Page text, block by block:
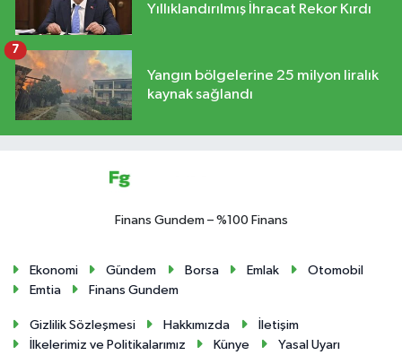
Yıllıklandırılmış İhracat Rekor Kırdı
Yangın bölgelerine 25 milyon liralık
kaynak sağlandı
7
Finans Gundem – %100 Finans
Ekonomi Gündem Borsa Emlak
Otomobil
Emtia
Finans Gundem
Gizlilik Sözleşmesi Hakkımızda
İletişim
İlkelerimiz ve Politikalarımız
Künye Yasal Uyarı